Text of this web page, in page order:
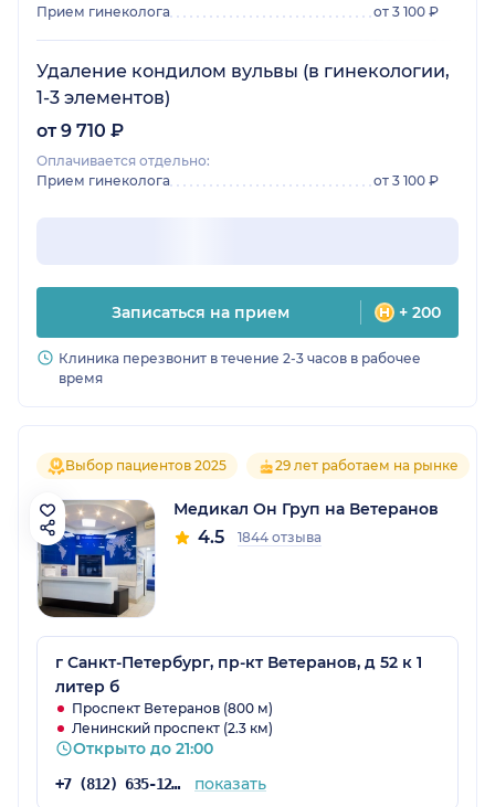
Прием гинеколога
от 3 100 ₽
Удаление кондилом вульвы (в гинекологии,
1-3 элементов)
от 9 710 ₽
Оплачивается отдельно:
Прием гинеколога
от 3 100 ₽
Записаться на прием + 200
Клиника перезвонит в течение 2-3 часов в рабочее
время
Выбор пациентов 2025 29 лет работаем на рынке
Медикал Он Груп на Ветеранов
4.5 1844 отзыва
г Санкт-Петербург, пр-кт Ветеранов, д 52 к 1
литер б
Проспект Ветеранов (800 м)
Ленинский проспект (2.3 км)
Открыто до 21:00
+7 (812) 635-12-29 показать